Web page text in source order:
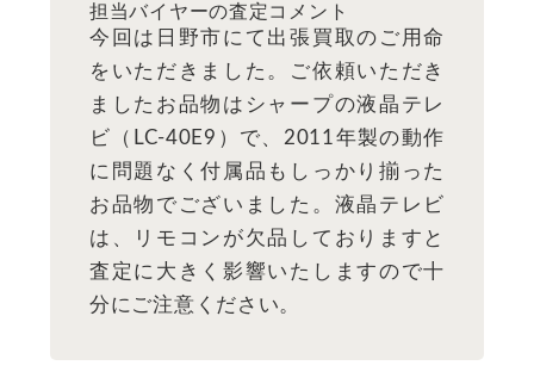
担当バイヤーの査定コメント
今回は日野市にて出張買取のご用命
をいただきました。ご依頼いただき
ましたお品物はシャープの液晶テレ
ビ（LC-40E9）で、2011年製の動作
に問題なく付属品もしっかり揃った
お品物でございました。液晶テレビ
は、リモコンが欠品しておりますと
査定に大きく影響いたしますので十
分にご注意ください。